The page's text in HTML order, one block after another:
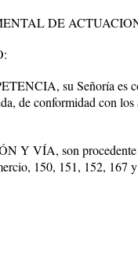
DE
su Señoría es
de conformidad con
Y VÍA, son procedente
150, 151, 152, 167